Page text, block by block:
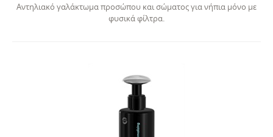
Αντηλιακό γαλάκτωμα προσώπου και σώματος για νήπια μόνο με
φυσικά φίλτρα.